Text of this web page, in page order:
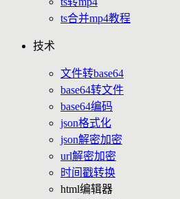
ts合并mp4教程
技术
文件转base64
base64转文件
base64编码
json格式化
json解密加密
url解密加密
时间戳转换
html编辑器